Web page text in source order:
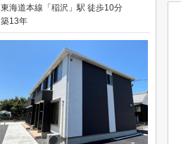
東海道本線「稲沢」駅 徒歩10分
築13年